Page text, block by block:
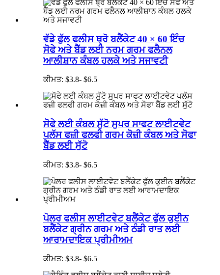
ਵੱਡੇ ਫੁੱਲ ਫਲੀਸ ਥ੍ਰੋ ਬਲੈਂਕੇਟ 40 × 60 ਇੰਚ
ਸੋਫੇ ਅਤੇ ਬੈੱਡ ਲਈ ਨਰਮ ਗਰਮ ਫਲੈਨਲ
ਆਲੀਸ਼ਾਨ ਕੰਬਲ ਹਲਕੇ ਅਤੇ ਸਜਾਵਟੀ
ਕੀਮਤ: $3.8- $6.5
ਸੋਫੇ ਲਈ ਕੰਬਲ ਸੁੱਟੋ ਸੁਪਰ ਸਾਫਟ ਲਾਈਟਵੇਟ
ਪਲੱਸ ਫਜ਼ੀ ਫਲਫੀ ਗਰਮ ਕੋਜ਼ੀ ਕੰਬਲ ਅਤੇ ਸੋਫਾ
ਬੈੱਡ ਲਈ ਸੁੱਟੋ
ਕੀਮਤ: $3.8- $6.5
ਪੋਲਰ ਫਲੀਸ ਲਾਈਟਵੇਟ ਬਲੈਂਕੇਟ ਫੁੱਲ ਕੁਈਨ
ਬਲੈਂਕੇਟ ਗ੍ਰੀਨ ਗਰਮ ਅਤੇ ਠੰਡੀ ਰਾਤ ਲਈ
ਆਰਾਮਦਾਇਕ ਪ੍ਰੀਮੀਅਮ
ਕੀਮਤ: $3.8- $6.5